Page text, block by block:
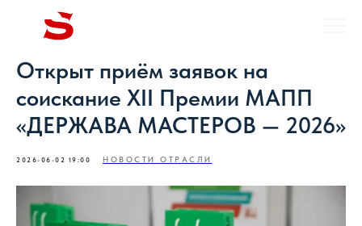
Открыт приём заявок на
соискание XII Премии МАПП
«ДЕРЖАВА МАСТЕРОВ — 2026»
2026-06-02 19:00 НОВОСТИ ОТРАСЛИ